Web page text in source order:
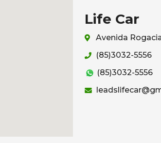
Life Car
Avenida
(85)3032-5556
(85)3032-5556